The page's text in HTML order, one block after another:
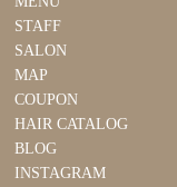
STAFF
SALON
MAP
COUPON
HAIR CATALOG
BLOG
INSTAGRAM